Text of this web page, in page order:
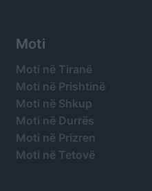
Moti
Moti në Tiranë
Moti në Prishtinë
Moti në Shkup
Moti në Durrës
Moti në Prizren
Moti në Tetovë